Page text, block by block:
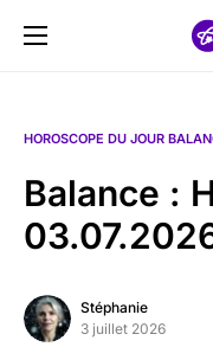
HOROSCOPE DU JOUR
Balance :
Stéphanie
3 juillet 2026